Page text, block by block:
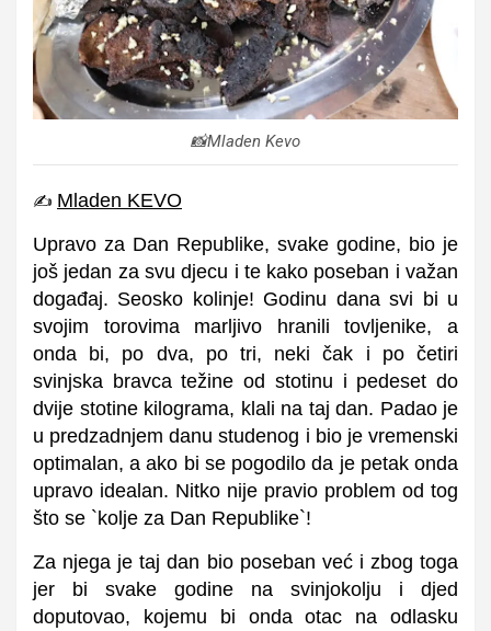
📸Mladen Kevo
✍️ Mladen KEVO
Upravo za Dan Republike, svake godine, bio je
još jedan za svu djecu i te kako poseban i važan
događaj. Seosko kolinje! Godinu dana svi bi u
svojim torovima marljivo hranili tovljenike, a
onda bi, po dva, po tri, neki čak i po četiri
svinjska bravca težine od stotinu i pedeset do
dvije stotine kilograma, klali na taj dan. Padao je
u predzadnjem danu studenog i bio je vremenski
optimalan, a ako bi se pogodilo da je petak onda
upravo idealan. Nitko nije pravio problem od tog
što se `kolje za Dan Republike`!
Za njega je taj dan bio poseban već i zbog toga
jer bi svake godine na svinjokolju i djed
doputovao, kojemu bi onda otac na odlasku